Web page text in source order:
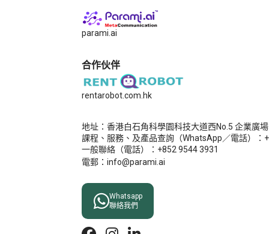
parami.ai
合作伙伴
rentarobot.com.hk
地址：​香港白石角科學園科技大道西No.5 企業廣
課程、服務、及產品查詢（WhatsApp／電話）：
一般聯絡（電話）：+852 9544 3931
電郵：info@parami.ai
Whatsapp
聯絡我們